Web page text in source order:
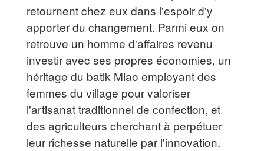
retournent chez eux dans l'espoir d'y
apporter du changement. Parmi eux on
retrouve un homme d'affaires revenu
investir avec ses propres économies, un
héritage du batik Miao employant des
femmes du village pour valoriser
l'artisanat traditionnel de confection, et
des agriculteurs cherchant à perpétuer
leur richesse naturelle par l'innovation.